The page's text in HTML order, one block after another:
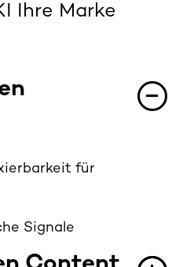
Ihre Marke
für
Signale